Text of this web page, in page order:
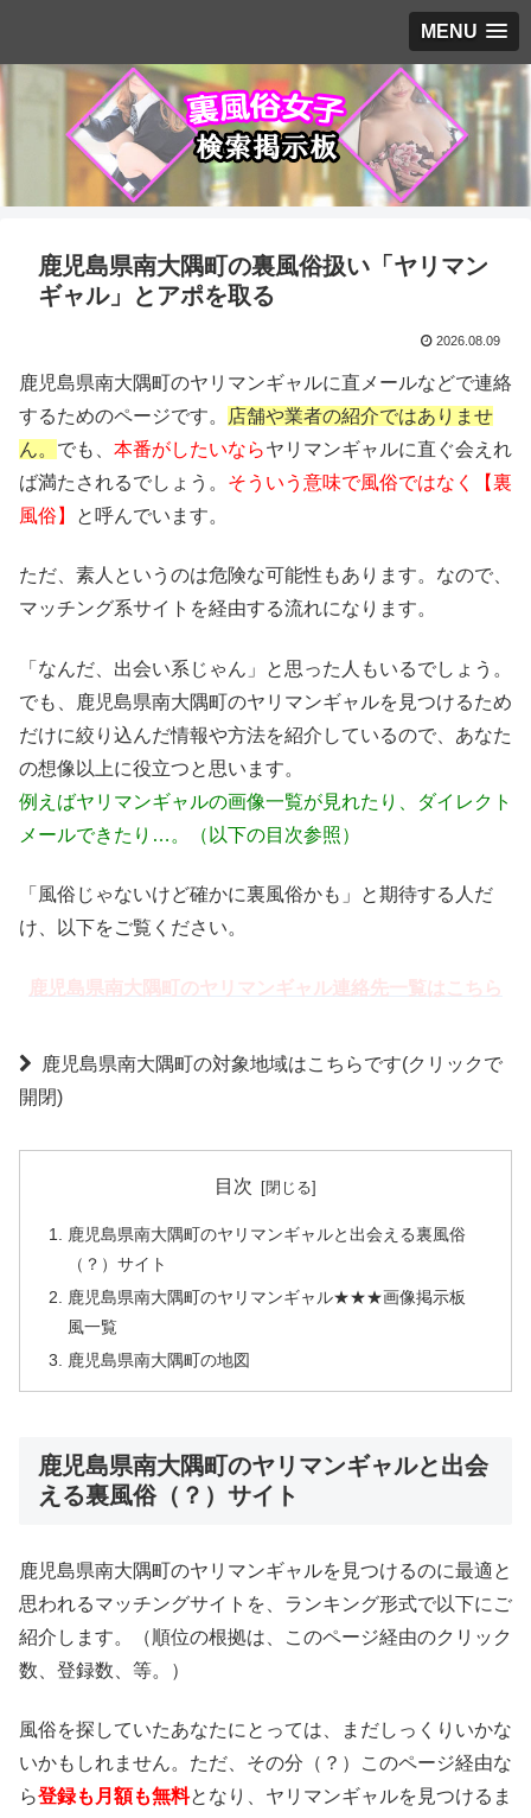
MENU
鹿児島県南大隅町の裏風俗扱い「ヤリマン
ギャル」とアポを取る
2026.08.09
鹿児島県南大隅町のヤリマンギャルに直メールなどで連絡
するためのページです。
店舗や業者の紹介ではありませ
ん。 でも、 本番がしたいならヤリマンギャルに直ぐ会えれ
ば満たされるでしょう。 そういう意味で風俗ではなく【裏
風俗】
と呼んでいます。
ただ、素人というのは危険な可能性もあります。なので、
マッチング系サイトを経由する流れになります。
「なんだ、出会い系じゃん」と思った人もいるでしょう。
でも、鹿児島県南大隅町のヤリマンギャルを見つけるため
だけに絞り込んだ情報や方法を紹介しているので、あなた
の想像以上に役立つと思います。
例えばヤリマンギャルの画像一覧が見れたり、ダイレクト
メールできたり…。（以下の目次参照）
「風俗じゃないけど確かに裏風俗かも」と期待する人だ
け、以下をご覧ください。
鹿児島県南大隅町のヤリマンギャル連絡先一覧はこちら
鹿児島県南大隅町の対象地域はこちらです(クリックで
開閉)
目次
鹿児島県南大隅町のヤリマンギャルと出会える裏風俗
（？）サイト
鹿児島県南大隅町のヤリマンギャル★★★画像掲示板
風一覧
鹿児島県南大隅町の地図
鹿児島県南大隅町のヤリマンギャルと出会
える裏風俗（？）サイト
鹿児島県南大隅町のヤリマンギャルを見つけるのに最適と
思われるマッチングサイトを、ランキング形式で以下にご
紹介します。（順位の根拠は、このページ経由のクリック
数、登録数、等。）
風俗を探していたあなたにとっては、まだしっくりいかな
いかもしれません。ただ、その分（？）このページ経由な
ら登録も月額も無料となり、ヤリマンギャルを見つけるま